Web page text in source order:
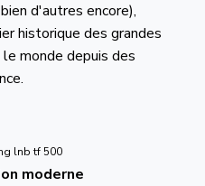
d'autres encore),
historique des grandes
monde depuis des
moderne